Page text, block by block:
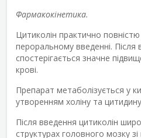
Фармакокінетика.
Цитиколін практично
пероральному введенні. Після
спостерігається значне
крові.
Препарат метаболізується у
утворенням холіну та
Після введення цитиколін
структурах головного мозку